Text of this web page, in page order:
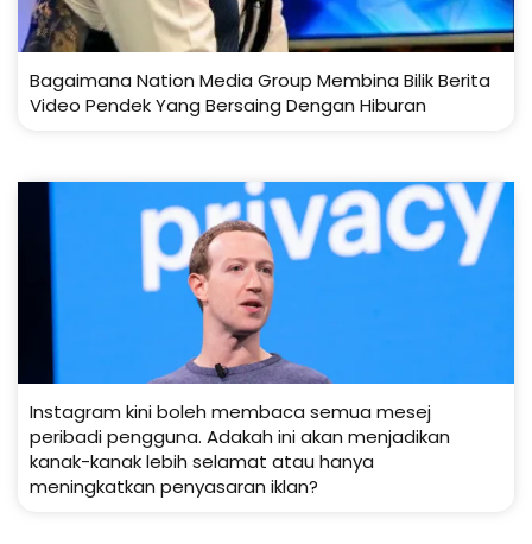
Bagaimana Nation Media Group Membina Bilik Berita
Video Pendek Yang Bersaing Dengan Hiburan
Instagram kini boleh membaca semua mesej
peribadi pengguna. Adakah ini akan menjadikan
kanak-kanak lebih selamat atau hanya
meningkatkan penyasaran iklan?